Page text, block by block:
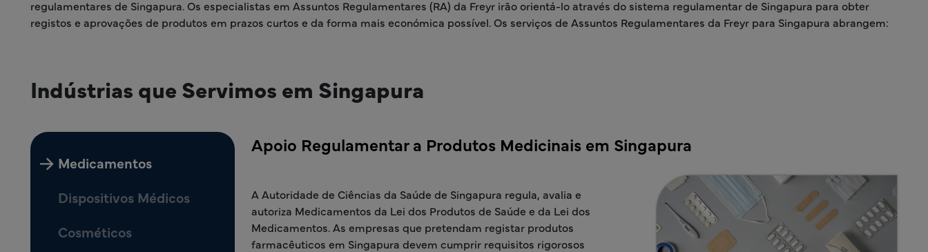
regulamentares de Singapura. Os especialistas em Assuntos Regulamentares (RA) da Freyr irão orientá-lo através do sistema regulamentar de Singapura para obter
registos e aprovações de produtos em prazos curtos e da forma mais económica possível. Os serviços de Assuntos Regulamentares da Freyr para Singapura abrangem:
Indústrias que Servimos em Singapura
Medicamentos
Dispositivos Médicos
Cosméticos
Apoio Regulamentar a Produtos Medicinais em Singapura
A Autoridade de Ciências da Saúde de Singapura regula, avalia e
autoriza Medicamentos da Lei dos Produtos de Saúde e da Lei dos
Medicamentos. As empresas que pretendam registar produtos
farmacêuticos em Singapura devem cumprir requisitos rigorosos